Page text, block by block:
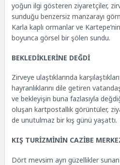
yoğun ilgi gösteren ziyaretçiler,
sunduğu benzersiz manzarayı
Karla kaplı ormanlar ve
boyunca görsel bir şölen sundu.
BEKLEDİKLERİNE DEĞDİ
Zirveye ulaştıklarında
hayranlıklarını dile getiren
ve bekleyişin buna fazlasıyla
oluşan kartpostallık görüntüler,
de unutulmaz bir kış günü yaşattı.
KIŞ TURİZMİNİN CAZİBE
Dört mevsim ayrı güzellikler